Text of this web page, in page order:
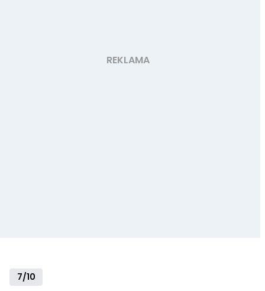
7/10